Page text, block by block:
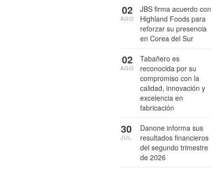
JBS firma acuerdo con
Highland Foods para
reforzar su presencia
en Corea del Sur
02
AGO
Tabañero es
reconocida por su
compromiso con la
calidad, innovación y
excelencia en
fabricación
02
AGO
Danone informa sus
resultados financieros
del segundo trimestre
de 2026
30
JUL